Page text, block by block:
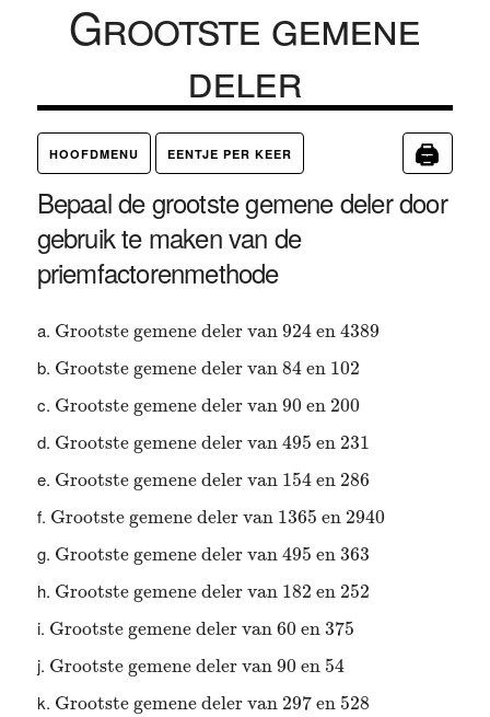
Grootste gemene
deler
HOOFDMENU EENTJE PER KEER 🖨
Bepaal de grootste gemene deler door
gebruik te maken van de
priemfactorenmethode
Grootste gemene deler van 924 en 4389
Grootste gemene deler van 924 en 4389
Grootste gemene deler van 84 en 102
Grootste gemene deler van 84 en 102
Grootste gemene deler van 90 en 200
Grootste gemene deler van 90 en 200
Grootste gemene deler van 495 en 231
Grootste gemene deler van 495 en 231
Grootste gemene deler van 154 en 286
Grootste gemene deler van 154 en 286
Grootste gemene deler van 1365 en 2940
Grootste gemene deler van 1365 en 2940
Grootste gemene deler van 495 en 363
Grootste gemene deler van 495 en 363
Grootste gemene deler van 182 en 252
Grootste gemene deler van 182 en 252
Grootste gemene deler van 60 en 375
Grootste gemene deler van 60 en 375
Grootste gemene deler van 90 en 54
Grootste gemene deler van 90 en 54
Grootste gemene deler van 297 en 528
Grootste gemene deler van 297 en 528